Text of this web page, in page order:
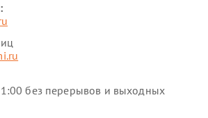
без перерывов и выходных